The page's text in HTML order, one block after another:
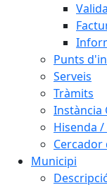
Punts
Serveis
Tràmits
Instància
Hisenda
Municipi